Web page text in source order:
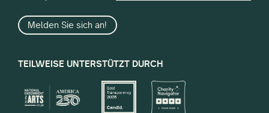
Melden Sie sich an!
TEILWEISE UNTERSTÜTZT DURCH